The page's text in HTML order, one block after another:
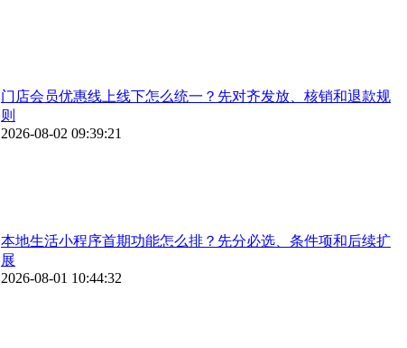
门店会员优惠线上线下怎么统一？先对齐发放、核销和退款规
则
2026-08-02 09:39:21
本地生活小程序首期功能怎么排？先分必选、条件项和后续扩
展
2026-08-01 10:44:32